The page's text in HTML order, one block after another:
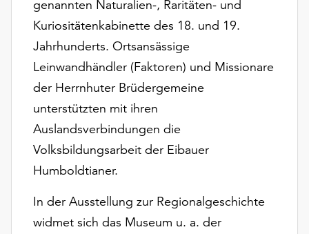
ohne
Einverständnis
weiterhin
ausgeführt.
Möchten
verwendeten
Cookies
erreichen
genannten Naturalien-, Raritäten- und
Kuriositätenkabinette des 18. und 19.
Jahrhunderts. Ortsansässige
Leinwandhändler (Faktoren) und Missionare
der Herrnhuter Brüdergemeine
unterstützten mit ihren
Auslandsverbindungen die
Volksbildungsarbeit der Eibauer
Humboldtianer.
In der Ausstellung zur Regionalgeschichte
widmet sich das Museum u. a. der